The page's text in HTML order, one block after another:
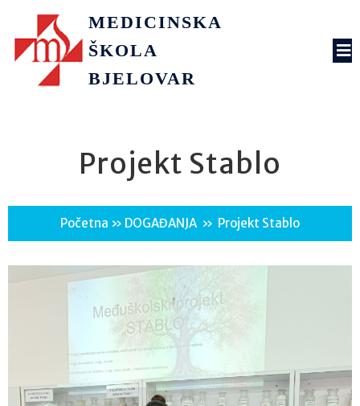
MEDICINSKA
ŠKOLA
BJELOVAR
Projekt Stablo
Početna » DOGAĐANJA » Projekt Stablo